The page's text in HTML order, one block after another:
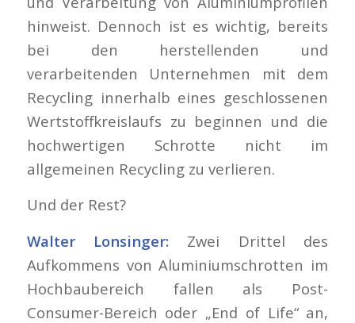
hinweist. Dennoch ist es wichtig, bereits
bei den herstellenden und
verarbeitenden Unternehmen mit dem
Recycling innerhalb eines geschlossenen
Wertstoffkreislaufs zu beginnen und die
hochwertigen Schrotte nicht im
allgemeinen Recycling zu verlieren.
Und der Rest?
Walter Lonsinger: Zwei Drittel des
Aufkommens von Aluminiumschrotten im
Hochbaubereich fallen als Post-
Consumer-Bereich oder „End of Life“ an,